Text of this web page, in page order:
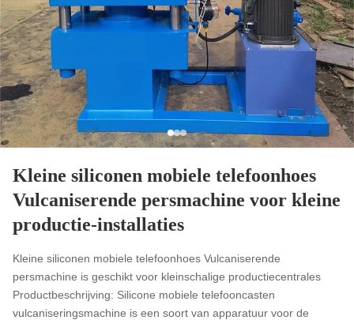
Kleine siliconen mobiele telefoonhoes
Vulcaniserende persmachine voor kleine
productie-installaties
Kleine siliconen mobiele telefoonhoes Vulcaniserende
persmachine is geschikt voor kleinschalige productiecentrales
Productbeschrijving: Silicone mobiele telefooncasten
vulcaniseringsmachine is een soort van apparatuur voor de